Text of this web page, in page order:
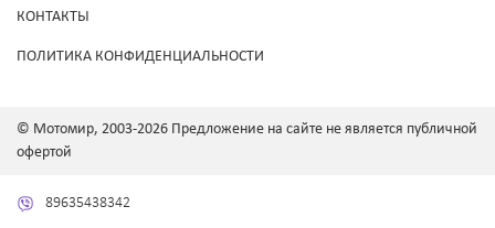
КОНТАКТЫ
ПОЛИТИКА КОНФИДЕНЦИАЛЬНОСТИ
© Мотомир, 2003-2026 Предложение на сайте не является публичной
офертой
89635438342